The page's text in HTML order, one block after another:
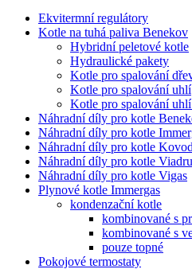
Ekvitermní regulátory
Kotle na tuhá paliva Benekov
Hybridní peletové kotle
Hydraulické pakety
Kotle pro spalování
Kotle pro spalování uhlí
Kotle pro spalování
Náhradní díly pro kotle
Náhradní díly pro kotle
Náhradní díly pro kotle
Náhradní díly pro kotle
Náhradní díly pro kotle Vigas
Plynové kotle Immergas
kondenzační kotle
kombinované s
kombinované s
pouze topné
Pokojové termostaty